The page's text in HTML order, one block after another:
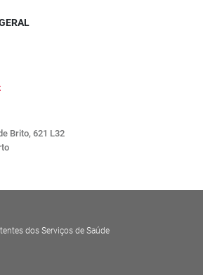
Brito, 621 L32
dos Serviços de Saúde